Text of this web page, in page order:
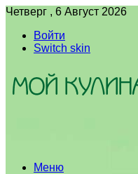
Четверг , 6 Август 2026
Войти
Switch skin
Меню